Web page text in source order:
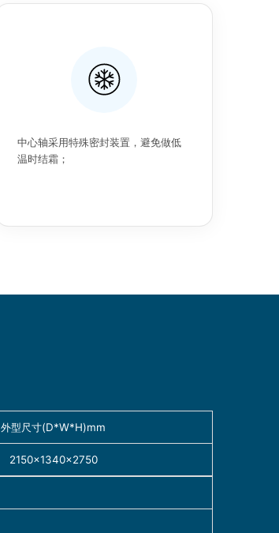
中心轴采用特殊密封装置，避免做低
温时结霜；
外型尺寸(D*W*H)mm
2150×1340×2750